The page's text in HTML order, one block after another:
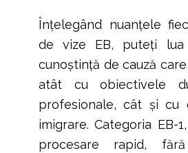
Înțelegând nuanțele
de vize EB, puteți
cunoștință de cauză
atât cu obiectivele
profesionale, cât și cu
imigrare. Categoria EB-
procesare rapid,